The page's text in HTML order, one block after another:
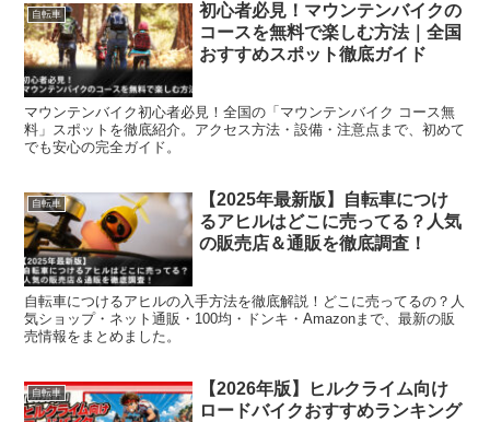
自転車
初心者必見！マウンテンバイクの
コースを無料で楽しむ方法｜全国
おすすめスポット徹底ガイド
マウンテンバイク初心者必見！全国の「マウンテンバイク コース無
料」スポットを徹底紹介。アクセス方法・設備・注意点まで、初めて
でも安心の完全ガイド。
自転車
【2025年最新版】自転車につけ
るアヒルはどこに売ってる？人気
の販売店＆通販を徹底調査！
自転車につけるアヒルの入手方法を徹底解説！どこに売ってるの？人
気ショップ・ネット通販・100均・ドンキ・Amazonまで、最新の販
売情報をまとめました。
自転車
【2026年版】ヒルクライム向け
ロードバイクおすすめランキング